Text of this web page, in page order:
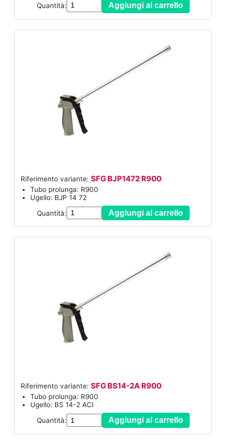
Quantità:
Aggiungi al carrello
Riferimento variante: SFG BJP1472 R900
Tubo prolunga: R900
Ugello: BJP 14 72
Quantità:
Aggiungi al carrello
Riferimento variante: SFG BS14-2A R900
Tubo prolunga: R900
Ugello: BS 14-2 ACI
Quantità:
Aggiungi al carrello